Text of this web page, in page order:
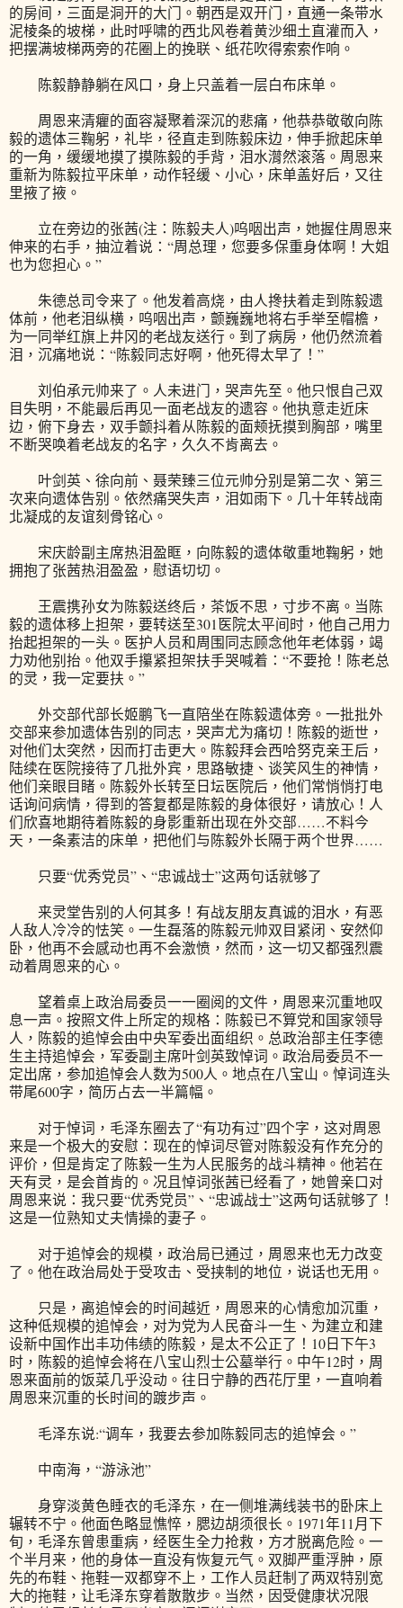
的房间，三面是洞开的大门。朝西是双开门，直通一条带水
泥棱条的坡梯，此时呼啸的西北风卷着黄沙细土直灌而入，
把摆满坡梯两旁的花圈上的挽联、纸花吹得索索作响。
陈毅静静躺在风口，身上只盖着一层白布床单。
周恩来清癯的面容凝聚着深沉的悲痛，他恭恭敬敬向陈
毅的遗体三鞠躬，礼毕，径直走到陈毅床边，伸手掀起床单
的一角，缓缓地摸了摸陈毅的手背，泪水潸然滚落。周恩来
重新为陈毅拉平床单，动作轻缓、小心，床单盖好后，又往
里掖了掖。
立在旁边的张茜(注：陈毅夫人)呜咽出声，她握住周恩来
伸来的右手，抽泣着说：“周总理，您要多保重身体啊！大姐
也为您担心。”
朱德总司令来了。他发着高烧，由人搀扶着走到陈毅遗
体前，他老泪纵横，呜咽出声，颤巍巍地将右手举至帽檐，
为一同举红旗上井冈的老战友送行。到了病房，他仍然流着
泪，沉痛地说：“陈毅同志好啊，他死得太早了！”
刘伯承元帅来了。人未进门，哭声先至。他只恨自己双
目失明，不能最后再见一面老战友的遗容。他执意走近床
边，俯下身去，双手颤抖着从陈毅的面颊抚摸到胸部，嘴里
不断哭唤着老战友的名字，久久不肯离去。
叶剑英、徐向前、聂荣臻三位元帅分别是第二次、第三
次来向遗体告别。依然痛哭失声，泪如雨下。几十年转战南
北凝成的友谊刻骨铭心。
宋庆龄副主席热泪盈眶，向陈毅的遗体敬重地鞠躬，她
拥抱了张茜热泪盈盈，慰语切切。
王震携孙女为陈毅送终后，茶饭不思，寸步不离。当陈
毅的遗体移上担架，要转送至301医院太平间时，他自己用力
抬起担架的一头。医护人员和周围同志顾念他年老体弱，竭
力劝他别抬。他双手攥紧担架扶手哭喊着：“不要抢！陈老总
的灵，我一定要扶。”
外交部代部长姬鹏飞一直陪坐在陈毅遗体旁。一批批外
交部来参加遗体告别的同志，哭声尤为痛切！陈毅的逝世，
对他们太突然，因而打击更大。陈毅拜会西哈努克亲王后，
陆续在医院接待了几批外宾，思路敏捷、谈笑风生的神情，
他们亲眼目睹。陈毅外长转至日坛医院后，他们常悄悄打电
话询问病情，得到的答复都是陈毅的身体很好，请放心！人
们欣喜地期待着陈毅的身影重新出现在外交部……不料今
天，一条素洁的床单，把他们与陈毅外长隔于两个世界……
只要“优秀党员”、“忠诚战士”这两句话就够了
来灵堂告别的人何其多！有战友朋友真诚的泪水，有恶
人敌人冷冷的怯笑。一生磊落的陈毅元帅双目紧闭、安然仰
卧，他再不会感动也再不会激愤，然而，这一切又都强烈震
动着周恩来的心。
望着桌上政治局委员一一圈阅的文件，周恩来沉重地叹
息一声。按照文件上所定的规格：陈毅已不算党和国家领导
人，陈毅的追悼会由中央军委出面组织。总政治部主任李德
生主持追悼会，军委副主席叶剑英致悼词。政治局委员不一
定出席，参加追悼会人数为500人。地点在八宝山。悼词连头
带尾600字，简历占去一半篇幅。
对于悼词，毛泽东圈去了“有功有过”四个字，这对周恩
来是一个极大的安慰：现在的悼词尽管对陈毅没有作充分的
评价，但是肯定了陈毅一生为人民服务的战斗精神。他若在
天有灵，是会首肯的。况且悼词张茜已经看了，她曾亲口对
周恩来说：我只要“优秀党员”、“忠诚战士”这两句话就够了！
这是一位熟知丈夫情操的妻子。
对于追悼会的规模，政治局已通过，周恩来也无力改变
了。他在政治局处于受攻击、受挟制的地位，说话也无用。
只是，离追悼会的时间越近，周恩来的心情愈加沉重，
这种低规模的追悼会，对为党为人民奋斗一生、为建立和建
设新中国作出丰功伟绩的陈毅，是太不公正了！10日下午3
时，陈毅的追悼会将在八宝山烈士公墓举行。中午12时，周
恩来面前的饭菜几乎没动。往日宁静的西花厅里，一直响着
周恩来沉重的长时间的踱步声。
毛泽东说:“调车，我要去参加陈毅同志的追悼会。”
中南海，“游泳池”
身穿淡黄色睡衣的毛泽东，在一侧堆满线装书的卧床上
辗转不宁。他面色略显憔悴，腮边胡须很长。1971年11月下
旬，毛泽东曾患重病，经医生全力抢救，方才脱离危险。一
个半月来，他的身体一直没有恢复元气。双脚严重浮肿，原
先的布鞋、拖鞋一双都穿不上，工作人员赶制了两双特别宽
大的拖鞋，让毛泽东穿着散散步。当然，因受健康状况限